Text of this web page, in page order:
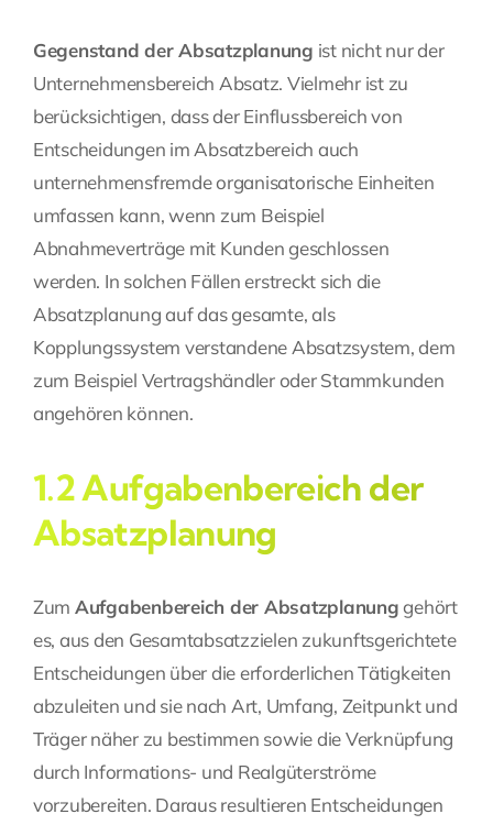
Gegenstand der Absatzplanung ist nicht nur der
Unternehmensbereich Absatz. Vielmehr ist zu
berücksichtigen, dass der Einflussbereich von
Entscheidungen im Absatzbereich auch
unternehmensfremde organisatorische Einheiten
umfassen kann, wenn zum Beispiel
Abnahmeverträge mit Kunden geschlossen
werden. In solchen Fällen erstreckt sich die
Absatzplanung auf das gesamte, als
Kopplungssystem verstandene Absatzsystem, dem
zum Beispiel Vertragshändler oder Stammkunden
angehören können.
1.2 Aufgabenbereich der
Absatzplanung
Zum Aufgabenbereich der Absatzplanunggehört
es, aus den Gesamtabsatzzielen zukunftsgerichtete
Entscheidungen über die erforderlichen Tätigkeiten
abzuleiten und sie nach Art, Umfang, Zeitpunkt und
Träger näher zu bestimmen sowie die Verknüpfung
durch Informations- und Realgüterströme
vorzubereiten. Daraus resultieren Entscheidungen